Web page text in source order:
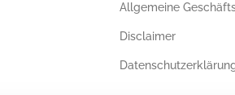
Allgemeine
Disclaimer